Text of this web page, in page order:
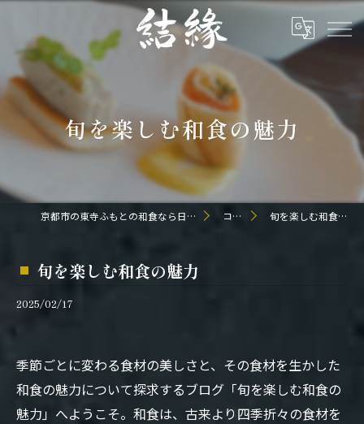
旬を楽しむ和食の魅力
京都市の東寺ふもとの和食なら日本料理 結縁 コラム 旬を楽しむ和食の魅力
旬を楽しむ和食の魅力
2025/02/17
季節ごとに変わる食材の美しさと、その食材を生かした
和食の魅力について探求するブログ「旬を楽しむ和食の
魅力」へようこそ。和食は、古来より四季折々の食材を